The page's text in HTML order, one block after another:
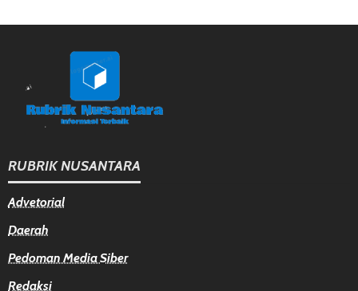
RUBRIK NUSANTARA
Advetorial
Daerah
Pedoman Media Siber
Redaksi